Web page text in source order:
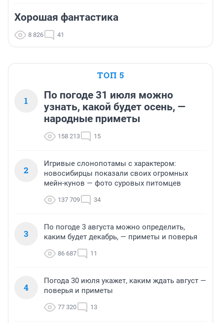
Хорошая фантастика
8 826 41
ТОП 5
1
По погоде 31 июля можно
узнать, какой будет осень, —
народные приметы
158 213 15
2
Игривые слонопотамы с характером:
новосибирцы показали своих огромных
мейн-кунов — фото суровых питомцев
137 709 34
3
По погоде 3 августа можно определить,
каким будет декабрь, — приметы и поверья
86 687 11
4
Погода 30 июля укажет, каким ждать август —
поверья и приметы
77 320 13